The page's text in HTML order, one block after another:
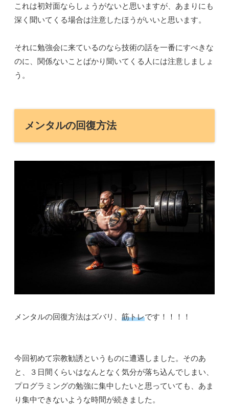
これは初対面ならしょうがないと思いますが、あまりにも
深く聞いてくる場合は注意したほうがいいと思います。
それに勉強会に来ているのなら技術の話を一番にすべきな
のに、関係ないことばかり聞いてくる人には注意しましょ
う。
メンタルの回復方法
メンタルの回復方法はズバリ、筋トレです！！！！
今回初めて宗教勧誘というものに遭遇しました。そのあ
と、３日間くらいはなんとなく気分が落ち込んでしまい、
プログラミングの勉強に集中したいと思っていても、あま
り集中できないような時間が続きました。